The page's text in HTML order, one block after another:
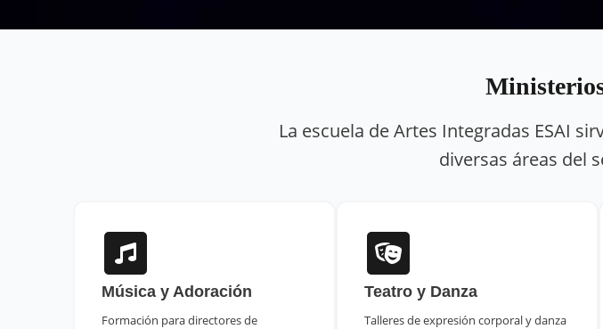
La escuela de Artes Integradas ESAI
diversas áreas del
Música y Adoración
Formación para directores de
Teatro y Danza
Talleres de expresión corporal y danza